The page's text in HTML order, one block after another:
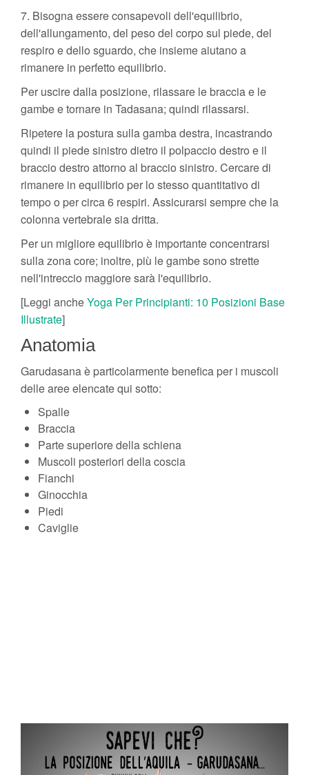
7. Bisogna essere consapevoli dell'equilibrio,
dell'allungamento, del peso del corpo sul piede, del
respiro e dello sguardo, che insieme aiutano a
rimanere in perfetto equilibrio.
Per uscire dalla posizione, rilassare le braccia e le
gambe e tornare in Tadasana; quindi rilassarsi.
Ripetere la postura sulla gamba destra, incastrando
quindi il piede sinistro dietro il polpaccio destro e il
braccio destro attorno al braccio sinistro. Cercare di
rimanere in equilibrio per lo stesso quantitativo di
tempo o per circa 6 respiri. Assicurarsi sempre che la
colonna vertebrale sia dritta.
Per un migliore equilibrio è importante concentrarsi
sulla zona core; inoltre, più le gambe sono strette
nell'intreccio maggiore sarà l'equilibrio.
[Leggi ancheYoga Per Principianti: 10 Posizioni Base
Illustrate]
Anatomia
Garudasana è particolarmente benefica per i muscoli
delle aree elencate qui sotto:
Spalle
Braccia
Parte superiore della schiena
Muscoli posteriori della coscia
Fianchi
Ginocchia
Piedi
Caviglie